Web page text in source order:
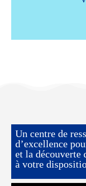
Un centre de
d’excellence
et la découverte
à votre